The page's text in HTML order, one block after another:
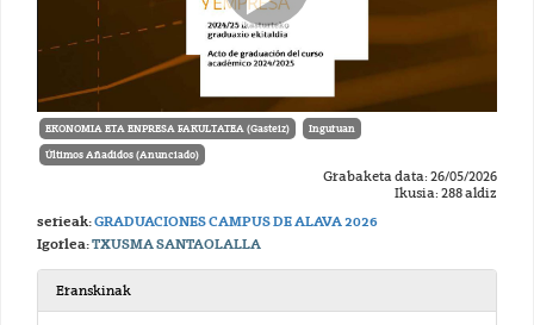
EKONOMIA ETA ENPRESA FAKULTATEA (Gasteiz) Inguruan
Últimos Añadidos (Anunciado)
Grabaketa data: 26/05/2026
Ikusia: 288 aldiz
serieak:GRADUACIONES CAMPUS DE ALAVA 2026
Igorlea:TXUSMA SANTAOLALLA
Eranskinak